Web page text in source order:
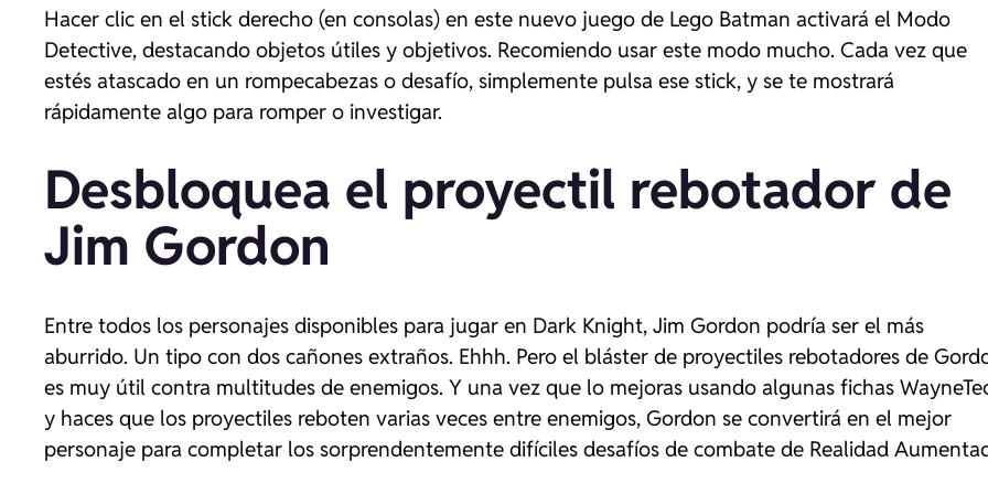
Hacer clic en el stick derecho (en consolas) en este nuevo juego de Lego Batman activará el Modo
Detective, destacando objetos útiles y objetivos. Recomiendo usar este modo mucho. Cada vez que
estés atascado en un rompecabezas o desafío, simplemente pulsa ese stick, y se te mostrará
rápidamente algo para romper o investigar.
Desbloquea el proyectil rebotador de
Jim Gordon
Entre todos los personajes disponibles para jugar en Dark Knight, Jim Gordon podría ser el más
aburrido. Un tipo con dos cañones extraños. Ehhh. Pero el bláster de proyectiles rebotadores de
es muy útil contra multitudes de enemigos. Y una vez que lo mejoras usando algunas fichas
y haces que los proyectiles reboten varias veces entre enemigos, Gordon se convertirá en el mejor
personaje para completar los sorprendentemente difíciles desafíos de combate de Realidad